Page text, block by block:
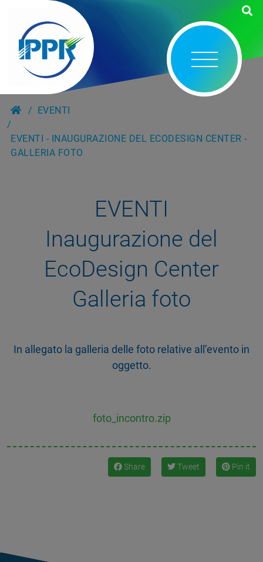
EVENTI
EVENTI - INAUGURAZIONE DEL ECODESIGN CENTER -
GALLERIA FOTO
EVENTI
Inaugurazione del
EcoDesign Center
Galleria foto
In allegato la galleria delle foto relative all’evento in
oggetto.
foto_incontro.zip
Share Tweet Pin it